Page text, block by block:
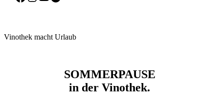
Vinothek macht Urlaub
SOMMERPAUSE
in der Vinothek.